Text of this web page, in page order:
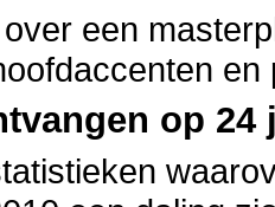
een
op 24